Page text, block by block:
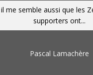
il me semble aussi que les
supporters ont...
Pascal Lamachère